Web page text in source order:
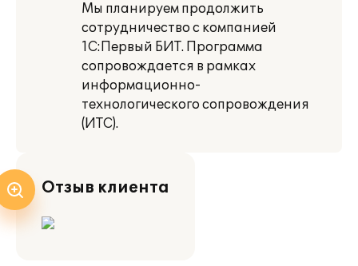
Мы планируем продолжить
сотрудничество с компанией
1С:Первый БИТ. Программа
сопровождается в рамках
информационно-
технологического сопровождения
(ИТС).
Отзыв клиента